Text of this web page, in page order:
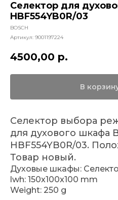
Селектор для
HBF554YB0R/03
BOSCH
Артикул: 9001197224
4500,00 р.
В
Селектор выбора
для духового шкафа
HBF554YB0R/03.
Товар новый.
Духовые шкафы:
lwh: 150x100x100 mm
Weight: 250 g